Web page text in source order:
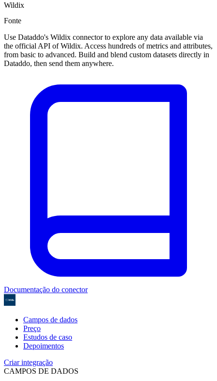
Wildix
Fonte
Use Dataddo's Wildix connector to explore any data available via
the official API of Wildix. Access hundreds of metrics and attributes,
from basic to advanced. Build and blend custom datasets directly in
Dataddo, then send them anywhere.
Documentação do conector
Campos de dados
Preço
Estudos de caso
Depoimentos
Criar integração
CAMPOS DE DADOS